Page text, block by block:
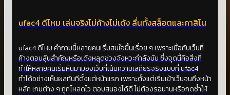
ufac4 ดีไหม เล่นจริงไม่ค้างไม่เด้ง ลื่นทั้งสล็อตและคาสิโน
ufac4 ดีไหม คำถามนี้หลายคนเริ่มสนใจขึ้นเรื่อย ๆ เพราะเบื่อกับเว็บที่
ค้างตอนลุ้นสำคัญหรือเด้งหลุดช่วงจังหวะกำลังมัน ซึ่งจุดนี้คือสิ่งที่
ทำให้หลายคนเริ่มหันมามองเว็บที่เน้นความเสถียรจริงแบบที่ ufac4
ทำได้อย่างเห็นผลทันทีตั้งแต่หน้าแรก เพราะตั้งแต่เริ่มเข้าเว็บจนถึงหน้า
หลัก เกมต่าง ๆ ถูกโหลดไว ตอบสนองได้ดี ไม่ต้องรอนานหรือกดซ้ำให้